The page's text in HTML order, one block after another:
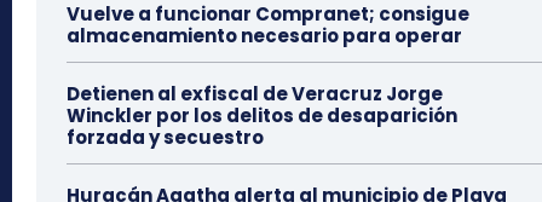
Vuelve a funcionar Compranet; consigue
almacenamiento necesario para operar
Detienen al exfiscal de Veracruz Jorge
Winckler por los delitos de desaparición
forzada y secuestro
Huracán Agatha alerta al municipio de Playa